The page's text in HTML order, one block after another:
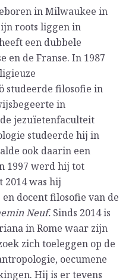
in Milwaukee in
roots liggen in
een dubbele
en de Franse. In 1987
studeerde filosofie in
in
jezuïetenfaculteit
studeerde hij in
ook daarin een
1997 werd hij tot
2014 was hij
docent filosofie van de
Neuf. Sinds 2014 is
in Rome waar zijn
zich toeleggen op de
oecumene
Hij is er tevens